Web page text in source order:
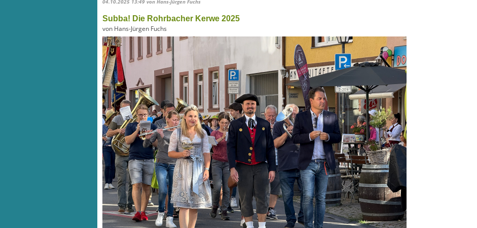
04.10.2025 13:49 von Hans-Jürgen Fuchs
Subba! Die Rohrbacher Kerwe 2025
von Hans-Jürgen Fuchs